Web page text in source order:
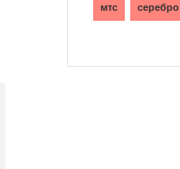
мтс серебро